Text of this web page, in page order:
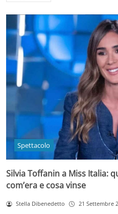
Spettacolo
Silvia Toffanin a Miss Italia:
com’era e cosa vinse
Stella Dibenedetto 21 Settembre